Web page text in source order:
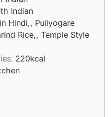
Indian
Hindi,, Puliyogare
Rice,, Temple Style
220kcal